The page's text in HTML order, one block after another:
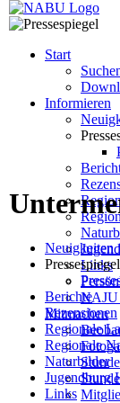
Start
Informieren
Links
NAJU
Mitmachen
Neuigkeiten
Pressespiegel
Berichte
Rezensionen
Regionale
Regionale
Naturbilder
Jugendburg
Links